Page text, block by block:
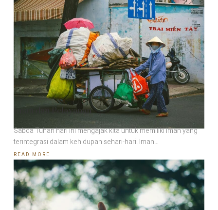
Iman dan Pelayanan
Sabda Tuhan hari ini mengajak kita untuk memiliki iman yang
terintegrasi dalam kehidupan sehari-hari. Iman…
READ MORE